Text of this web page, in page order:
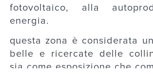
fotovoltaico, alla
energia.
questa zona è considerata
belle e ricercate delle
sia come esposizione che